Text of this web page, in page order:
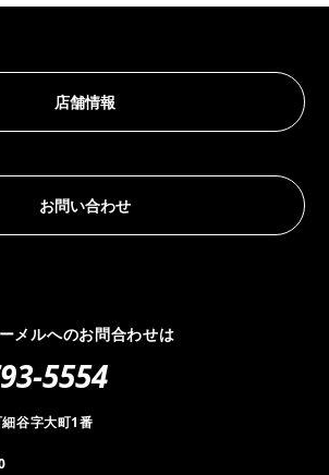
店舗情報
お問い合わせ
メルへのお問合わせは
5554
谷字大町1番